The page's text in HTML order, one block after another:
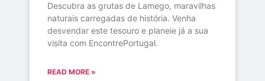
Descubra as grutas de Lamego, maravilhas
naturais carregadas de história. Venha
desvendar este tesouro e planeie já a sua
visita com EncontrePortugal.
READ MORE »